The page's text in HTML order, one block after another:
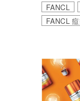
FANCL
FANCL